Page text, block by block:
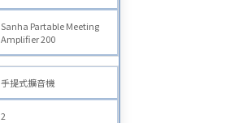
Sanha Partable Meeting
Amplifier 200
手提式擴音機
2